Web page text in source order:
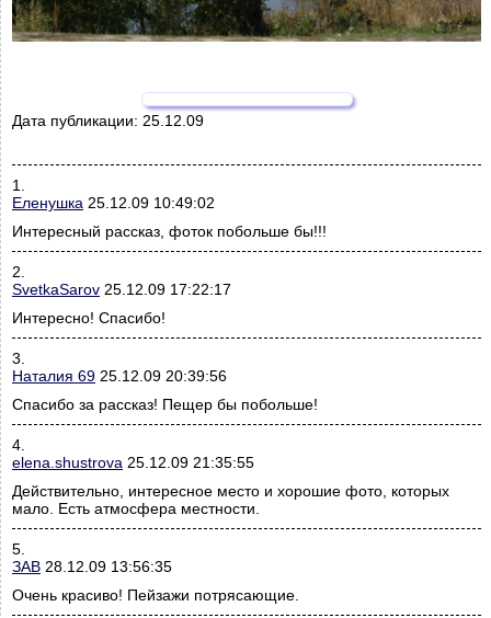
Дата публикации: 25.12.09
1.
Еленушка 25.12.09 10:49:02
Интересный рассказ, фоток побольше бы!!!
2.
SvetkaSarov 25.12.09 17:22:17
Интересно! Спасибо!
3.
Наталия 69 25.12.09 20:39:56
Спасибо за рассказ! Пещер бы побольше!
4.
elena.shustrova 25.12.09 21:35:55
Действительно, интересное место и хорошие фото, которых
мало. Есть атмосфера местности.
5.
ЗАВ 28.12.09 13:56:35
Очень красиво! Пейзажи потрясающие.